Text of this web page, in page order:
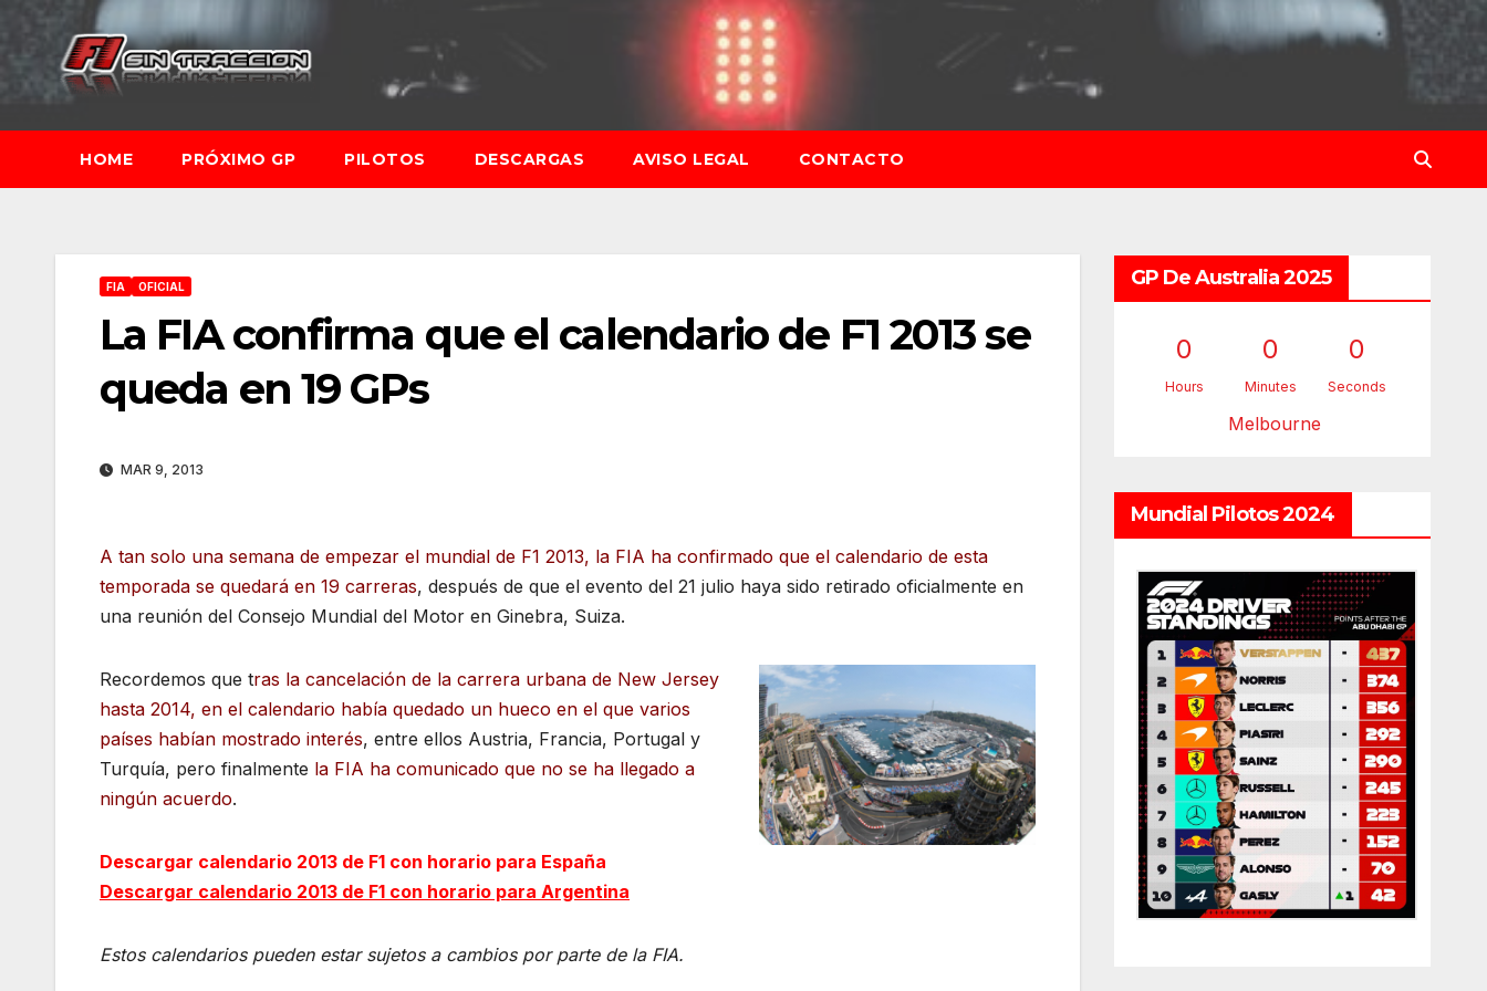
Saltar
contenido
HOME PRÓXIMO GP PILOTOS DESCARGAS AVISO LEGAL CONTACTO
FIA OFICIAL
La FIA confirma que el calendario de F1 2013 se
queda en 19 GPs
MAR 9, 2013
A tan solo una semana de empezar el mundial de F1 2013, la FIA ha confirmado que el calendario de esta
temporada se quedará en 19 carreras, después de que el evento del 21 julio haya sido retirado oficialmente en
una reunión del Consejo Mundial del Motor en Ginebra, Suiza.
Recordemos que tras la cancelación de la carrera urbana de New Jersey
hasta 2014, en el calendario había quedado un hueco en el que varios
países habían mostrado interés, entre ellos Austria, Francia, Portugal y
Turquía, pero finalmente la FIA ha comunicado que no se ha llegado a
ningún acuerdo.
Descargar calendario 2013 de F1 con horario para España
Descargar calendario 2013 de F1 con horario para Argentina
Estos calendarios pueden estar sujetos a cambios por parte de la FIA.
GP De Australia 2025
0
Hours
0
Minutes
0
Seconds
Melbourne
Mundial Pilotos 2024